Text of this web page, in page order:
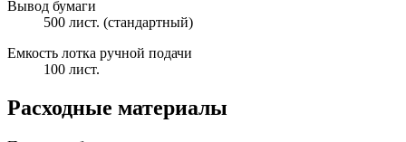
Вывод бумаги
500 лист. (стандартный)
Емкость лотка ручной подачи
100 лист.
Расходные материалы